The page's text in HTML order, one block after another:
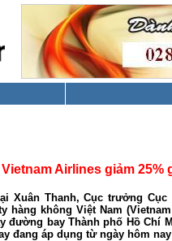
Vietnam Airlines giảm 25%
Xuân Thanh, Cục trưởng
hàng không Việt Nam
đường bay Thành phố Hồ Chí
đang áp dụng từ ngày hôm nay